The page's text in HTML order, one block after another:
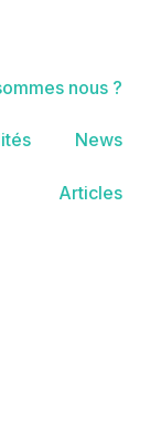
nous ?
News
Articles